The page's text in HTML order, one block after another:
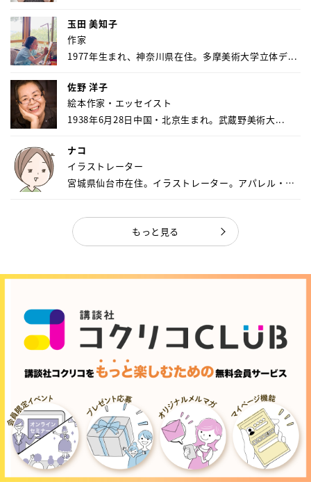
玉田 美知子
作家
1977年生まれ、神奈川県在住。多摩美術大学立体デ...
佐野 洋子
絵本作家・エッセイスト
1938年6月28日中国・北京生まれ。武蔵野美術大...
ナコ
イラストレーター
宮城県仙台市在住。イラストレーター。アパレル・キ
もっと見る